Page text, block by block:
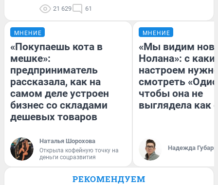
21 629 61
МНЕНИЕ
«Покупаешь кота в
мешке»:
предприниматель
рассказала, как на
самом деле устроен
бизнес со складами
дешевых товаров
Наталья Шорохова
Открыла кофейную точку на
деньги соцразвития
МНЕНИЕ
«Мы видим
Нолана»: с
настроем
смотреть
чтобы она не
выглядела как
Надежда Губарь
РЕКОМЕНДУЕМ